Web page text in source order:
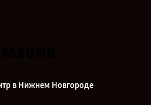
в Нижнем Новгороде